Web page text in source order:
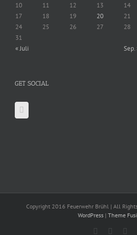
10
11 12 13 14
17
18 19 20 21
24
25 26 27 28
31
« Juli
Sep.
GET SOCIAL
Copyright 2016 Feuerwehr Brühl | All
WordPress| Theme
Facebook